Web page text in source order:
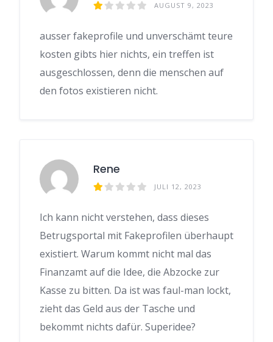
AUGUST 9, 2023
ausser fakeprofile und unverschämt teure
kosten gibts hier nichts, ein treffen ist
ausgeschlossen, denn die menschen auf
den fotos existieren nicht.
Rene
JULI 12, 2023
Ich kann nicht verstehen, dass dieses
Betrugsportal mit Fakeprofilen überhaupt
existiert. Warum kommt nicht mal das
Finanzamt auf die Idee, die Abzocke zur
Kasse zu bitten. Da ist was faul-man lockt,
zieht das Geld aus der Tasche und
bekommt nichts dafür. Superidee?